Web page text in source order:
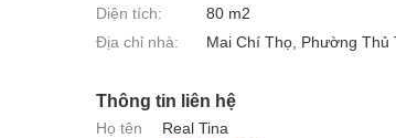
Diện tích:
80 m2
Địa chỉ nhà:
Mai Chí Thọ, Phường Thủ
Thông tin liên hệ
Họ tên
Real Tina